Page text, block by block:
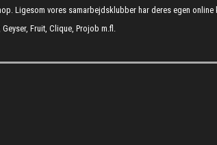
Ligesom vores samarbejdsklubber har deres egen online
Fruit, Clique, Projob m.fl.